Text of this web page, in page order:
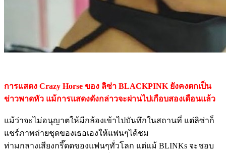
การแสดง Crazy Horse ของ ลิซ่า BLACKPINK ยังคงตกเป็น
ข่าวพาดหัว แม้การแสดงดังกล่าวจะผ่านไปเกือบสองเดือนแล้ว
แม้ว่าจะไม่อนุญาตให้มีกล้องเข้าไปบันทึกในสถานที่ แต่ลิซ่าก็
แชร์ภาพถ่ายชุดของเธอเองให้แฟนๆได้ชม
ท่ามกลางเสียงกรี๊ดดของแฟนๆทั่วโลก แต่แม้ BLINKs จะชอบ